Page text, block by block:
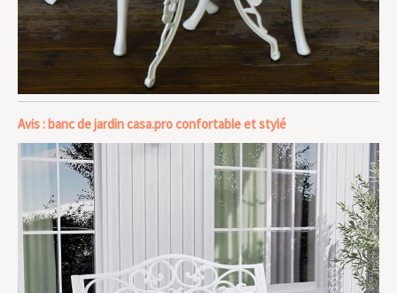
Avis : banc de jardin casa.pro confortable et stylé